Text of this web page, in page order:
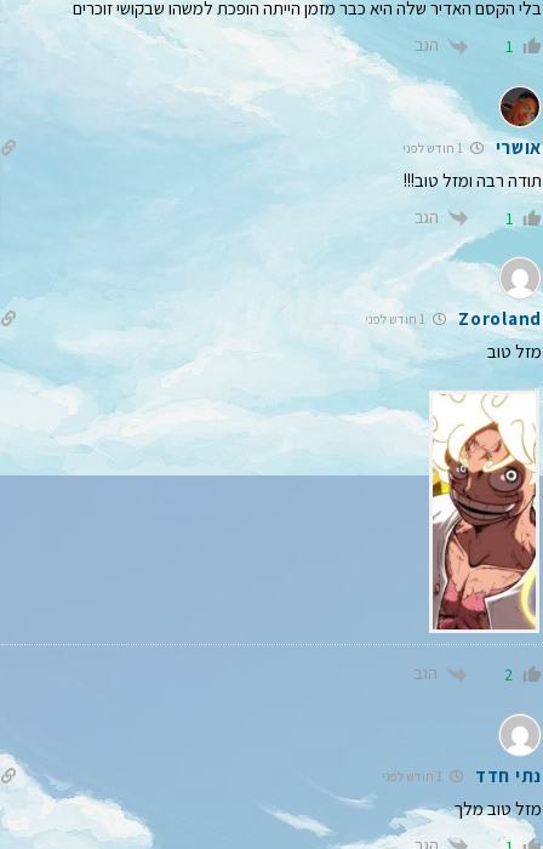
בלי הקסם האדיר שלה היא כבר מזמן הייתה הופכת למשהו שבקושי זוכרים
1 הגב
אושרי
תודה רבה ומזל טוב!!!
1 הגב
Zoroland
מזל טוב
2 הגב
נתי חדד
מזל טוב מלך